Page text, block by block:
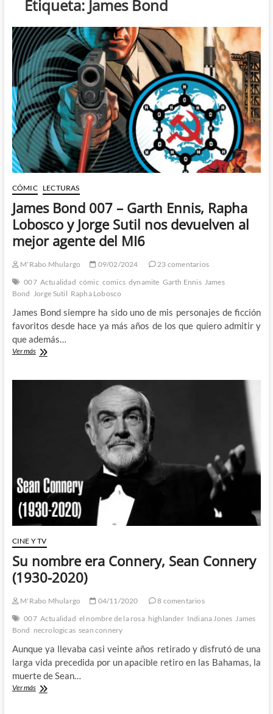
Etiqueta: James Bond
CÓMIC LECTURAS
James Bond 007 – Garth Ennis, Rapha
Lobosco y Jorge Sutil nos devuelven al
mejor agente del MI6
M'Rabo Mhulargo 09/02/2024
23 comentarios
007 Actualidad cómic comics dynamite Garth Ennis James
Bond Jorge Sutil Rapha Lobosco
James Bond siempre ha sido uno de mis personajes de ficción
favoritos desde hace ya más años de los que quiero admitir y
que además…
Ver másJames
devuelven
al
mejor
agente
del
MI6
CINE Y TV
Su nombre era Connery, Sean Connery
(1930-2020)
M'Rabo Mhulargo 04/11/2020
8 comentarios
007 Actualidad el nombre de la rosa highlander Indiana Jones James
Bond necrologicas sean connery
Aunque ya llevaba casi veinte años retirado y disfrutó de una
larga vida precedida por un apacible retiro en las Bahamas, la
muerte de Sean…
Ver másSu